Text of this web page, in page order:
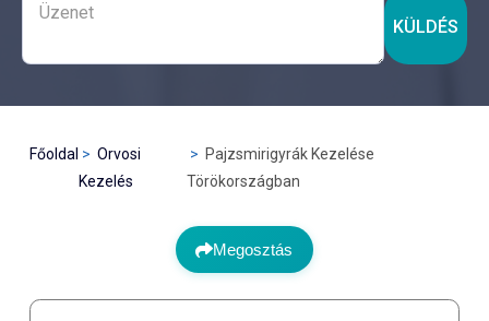
KÜLDÉS
Főoldal
Orvosi
Kezelés
Pajzsmirigyrák Kezelése
Törökországban
Megosztás